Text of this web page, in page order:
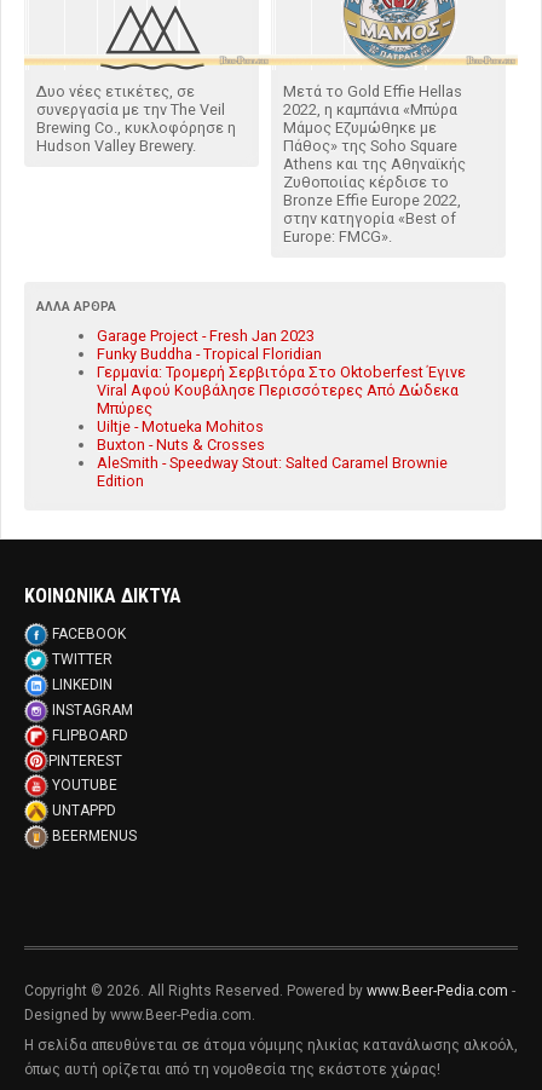
Δυο νέες ετικέτες, σε
συνεργασία με την The Veil
Brewing Co., κυκλοφόρησε η
Hudson Valley Brewery.
Μετά το Gold Effie Hellas
2022, η καμπάνια «Μπύρα
Μάμος Εζυμώθηκε με
Πάθος» της Soho Square
Athens και της Αθηναϊκής
Ζυθοποιίας κέρδισε το
Bronze Effie Europe 2022,
στην κατηγορία «Best of
Europe: FMCG».
ΆΛΛΑ ΆΡΘΡΑ
Garage Project - Fresh Jan 2023
Funky Buddha - Tropical Floridian
Γερμανία: Τρομερή Σερβιτόρα Στο Oktoberfest Έγινε
Viral Αφού Κουβάλησε Περισσότερες Από Δώδεκα
Μπύρες
Uiltje - Motueka Mohitos
Buxton - Nuts & Crosses
AleSmith - Speedway Stout: Salted Caramel Brownie
Edition
ΚΟΙΝΩΝΙΚΑ ΔΙΚΤΥΑ
FACEBOOK
TWITTER
LINKEDIN
INSTAGRAM
FLIPBOARD
PINTEREST
YOUTUBE
UNTAPPD
BEERMENUS
Copyright © 2026. All Rights Reserved. Powered by www.Beer-Pedia.com -
Designed by www.Beer-Pedia.com.
Η σελίδα απευθύνεται σε άτομα νόμιμης ηλικίας κατανάλωσης αλκοόλ,
όπως αυτή ορίζεται από τη νομοθεσία της εκάστοτε χώρας!